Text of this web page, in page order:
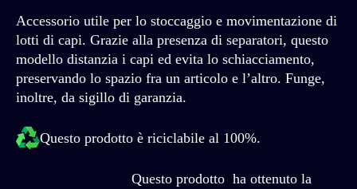
Accessorio utile per lo stoccaggio e movimentazione di
lotti di capi. Grazie alla presenza di separatori, questo
modello distanzia i capi ed evita lo schiacciamento,
preservando lo spazio fra un articolo e l’altro. Funge,
inoltre, da sigillo di garanzia.
Questo prodotto è riciclabile al 100%.
Questo prodotto ha ottenuto la